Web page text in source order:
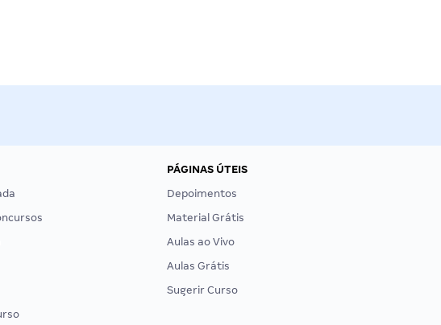
PÁGINAS ÚTEIS
Depoimentos
Material Grátis
Aulas ao Vivo
Aulas Grátis
Sugerir Curso